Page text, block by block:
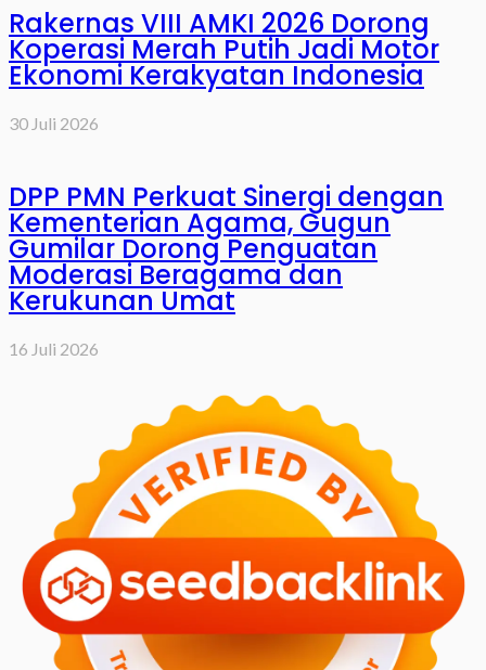
Rakernas VIII AMKI 2026 Dorong
Koperasi Merah Putih Jadi Motor
Ekonomi Kerakyatan Indonesia
30 Juli 2026
DPP PMN Perkuat Sinergi dengan
Kementerian Agama, Gugun
Gumilar Dorong Penguatan
Moderasi Beragama dan
Kerukunan Umat
16 Juli 2026